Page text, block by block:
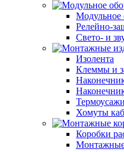
Модульное
Релейно-
Свето- и
Изолента
Клеммы и
Хомуты
Коробки
Монтажные